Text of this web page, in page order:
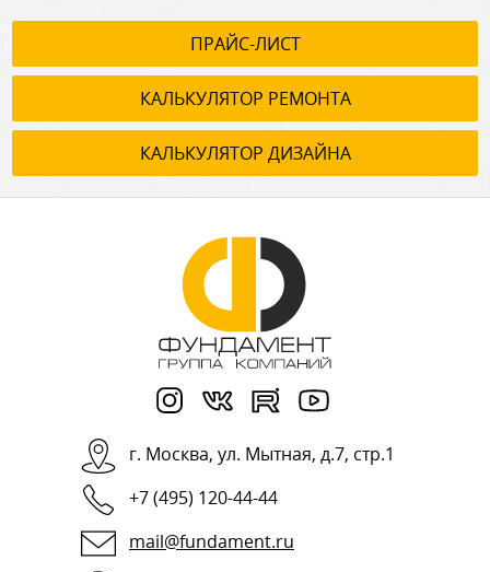
ПРАЙС-ЛИСТ
КАЛЬКУЛЯТОР РЕМОНТА
КАЛЬКУЛЯТОР ДИЗАЙНА
г. Москва, ул. Мытная, д.7, стр.1
+7 (495) 120-44-44
mail@fundament.ru